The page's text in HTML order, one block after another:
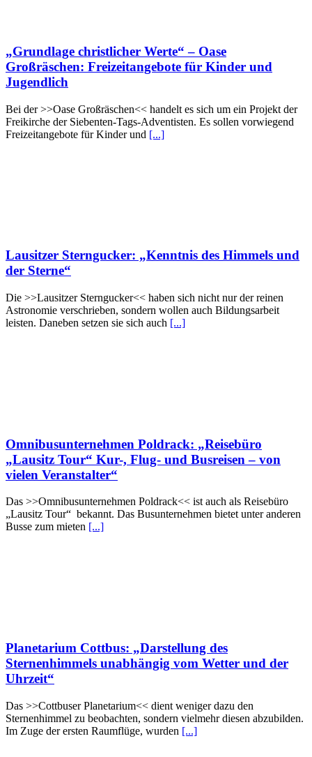
„Grundlage christlicher Werte“ – Oase
Großräschen: Freizeitangebote für Kinder und
Jugendlich
Bei der >>Oase Großräschen<< handelt es sich um ein Projekt der
Freikirche der Siebenten-Tags-Adventisten. Es sollen vorwiegend
Freizeitangebote für Kinder und [...]
Lausitzer Sterngucker: „Kenntnis des Himmels und
der Sterne“
Die >>Lausitzer Sterngucker<< haben sich nicht nur der reinen
Astronomie verschrieben, sondern wollen auch Bildungsarbeit
leisten. Daneben setzen sie sich auch [...]
Omnibusunternehmen Poldrack: „Reisebüro
„Lausitz Tour“ Kur-, Flug- und Busreisen – von
vielen Veranstalter“
Das >>Omnibusunternehmen Poldrack<< ist auch als Reisebüro
„Lausitz Tour“ bekannt. Das Busunternehmen bietet unter anderen
Busse zum mieten [...]
Planetarium Cottbus: „Darstellung des
Sternenhimmels unabhängig vom Wetter und der
Uhrzeit“
Das >>Cottbuser Planetarium<< dient weniger dazu den
Sternenhimmel zu beobachten, sondern vielmehr diesen abzubilden.
Im Zuge der ersten Raumflüge, wurden [...]